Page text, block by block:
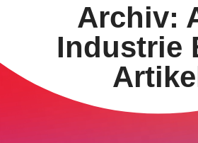
Archiv:
Industrie